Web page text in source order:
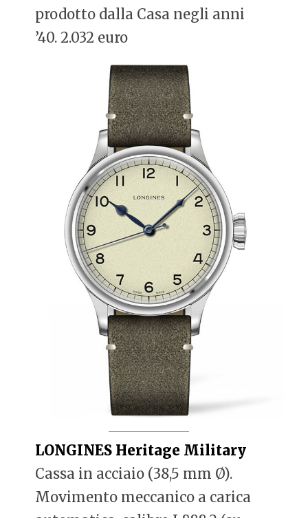
prodotto dalla Casa negli anni
’40. 2.032 euro
LONGINES Heritage Military
Cassa in acciaio (38,5 mm Ø).
Movimento meccanico a carica